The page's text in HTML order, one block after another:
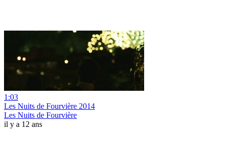
1:03
Les Nuits de Fourvière 2014
Les Nuits de Fourvière
il y a 12 ans